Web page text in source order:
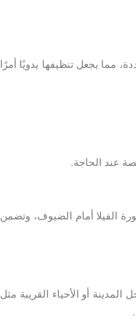
مما يجعل تنظيفها يدويًا أمرًا
عند الحاجة.
الفيلا أمام الضيوف، وتضمن
أو الأحياء القريبة مثل